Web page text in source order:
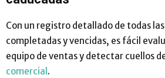
Con un registro detallado de todas
completadas y vencidas, es fácil
equipo de ventas y detectar cuellos
comercial .